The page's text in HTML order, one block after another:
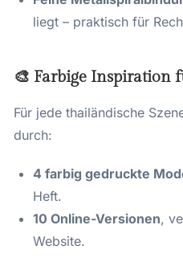
liegt – praktisch für
🎨 Farbige Inspiration
Für jede thailändische
durch:
4 farbig gedruckte
Heft.
10 Online-Versionen,
Website.